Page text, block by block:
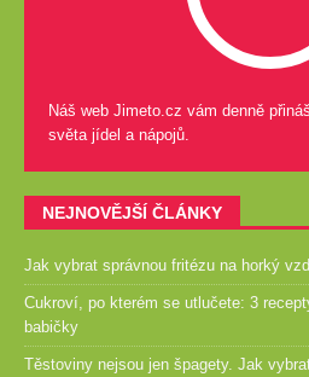
Náš web Jimeto.cz vám denně
světa jídel a nápojů.
NEJNOVĚJŠÍ ČLÁNKY
Jak vybrat správnou fritézu na horký
Cukroví, po kterém se utlučete: 3
babičky
Těstoviny nejsou jen špagety. Jak